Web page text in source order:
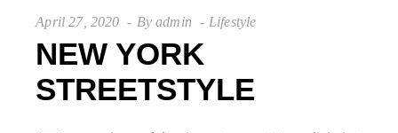
April 27, 2020 By admin Lifestyle
NEW YORK
STREETSTYLE